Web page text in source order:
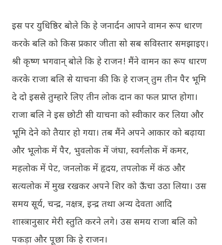
इस पर युधिष्ठिर बोले कि हे जनार्दन आपने वामन रूप धारण
करके बलि को किस प्रकार जीता सो सब सविस्तार समझाइए।
श्री कृष्ण भगवान् बोले कि हे राजन! मैंने वामन का रूप धारण
करके राजा बलि से याचना की कि हे राजन् तुम तीन पैर भूमि
दे दो इससे तुम्हारे लिए तीन लोक दान का फल प्राप्त होगा।
राजा बलि ने इस छोटी सी याचना को स्वीकार कर लिया और
भूमि देने को तैयार हो गया। तब मैंने अपने आकार को बढ़ाया
और भूलोक में पैर, भुवलोक में जंघा, स्वर्गलोक में कमर,
महलोक में पेट, जनलोक में हृदय, तपलोक में कंठ और
सत्यलोक में मुख रखकर अपने शिर को ऊँचा उठा लिया। उस
समय सूर्य, चन्द्र, नक्षत्र, इन्द्र तथा अन्य देवता आदि
शास्त्रानुसार मेरी स्तुति करने लगे। उस समय राजा बलि को
पकड़ा और पूछा कि हे राजन।